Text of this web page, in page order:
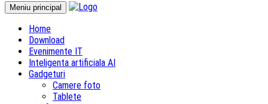
Meniu principal
Sari
Home
Download
Evenimente IT
Inteligenta artificiala AI
Gadgeturi
Camere foto
Tablete